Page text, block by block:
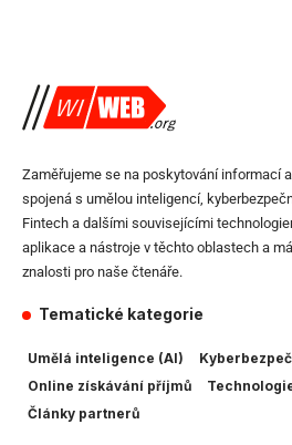
Zaměřujeme se na poskytování informací
spojená s umělou inteligencí,
Fintech a dalšími souvisejícími
aplikace a nástroje v těchto oblastech a
znalosti pro naše čtenáře.
Tematické kategorie
Umělá inteligence (AI)
Online získávání příjmů
Články partnerů